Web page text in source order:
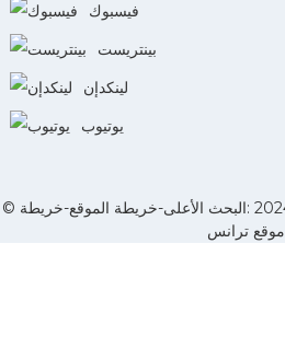
فيسبوك
بينتريست
لينكدإن
يوتيوب
البحث الأعلى-خريطة الموقع-خريطة
موقع ترانس